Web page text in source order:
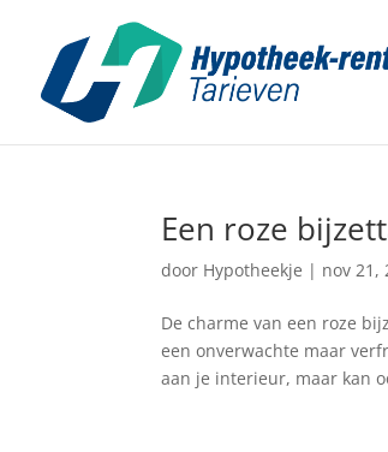
Een roze
door Hypotheekje | nov 21,
De charme van een roze
een onverwachte maar
aan je interieur, maar kan